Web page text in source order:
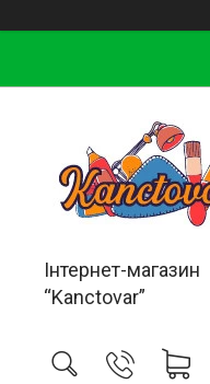
Інтернет-магазин
“Kanctovar”